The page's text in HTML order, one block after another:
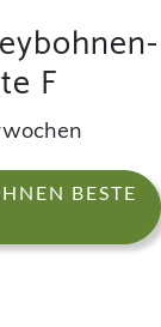
F
BESTE